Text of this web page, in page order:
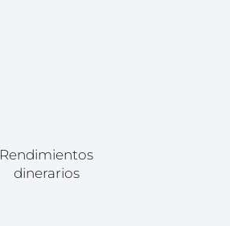
Rendimientos
dinerarios